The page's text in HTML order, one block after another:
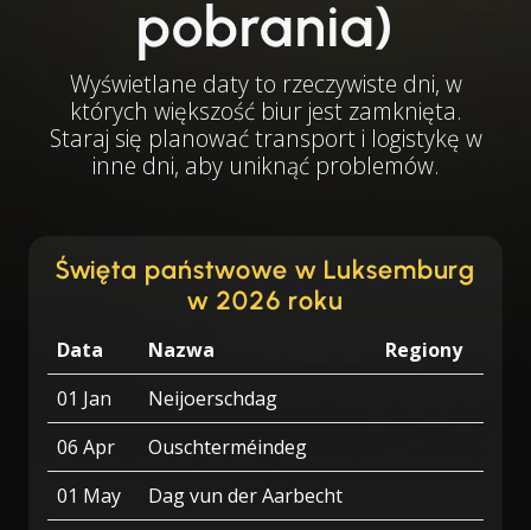
pobrania)
Wyświetlane daty to rzeczywiste dni, w
których większość biur jest zamknięta.
Staraj się planować transport i logistykę w
inne dni, aby uniknąć problemów.
Święta państwowe w Luksemburg
w 2026 roku
Data Nazwa
Regiony
01 Jan
Neijoerschdag
06 Apr
Ouschterméindeg
01 May
Dag vun der Aarbecht